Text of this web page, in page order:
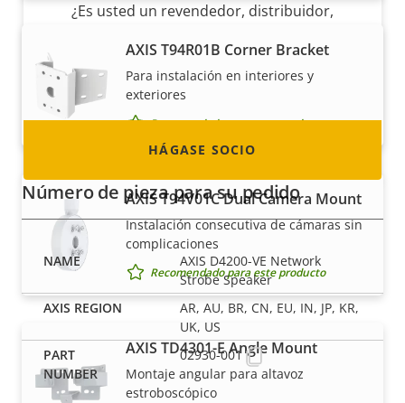
AXIS T94R01B Corner Bracket
Para instalación en interiores y
exteriores
Recomendado para este producto
AXIS T94V01C Dual Camera Mount
Instalación consecutiva de cámaras sin
complicaciones
Recomendado para este producto
AXIS TD4301-E Angle Mount
Montaje angular para altavoz
estroboscópico
¿Es usted un revendedor, distribuidor,
socios en casi todos los países del mundo.
¡Descubra cómo convertirse en uno de ellos!
HÁGASE SOCIO
Número de pieza para su pedido
AXIS D4200-VE Network
Strobe Speaker
AR, AU, BR, CN, EU, IN, JP, KR,
UK, US
02930-001